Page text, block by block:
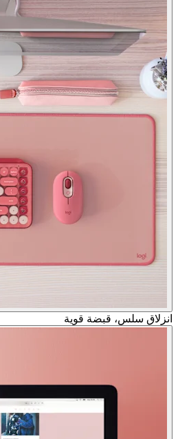
انزلاق سلس، قبضة قوية